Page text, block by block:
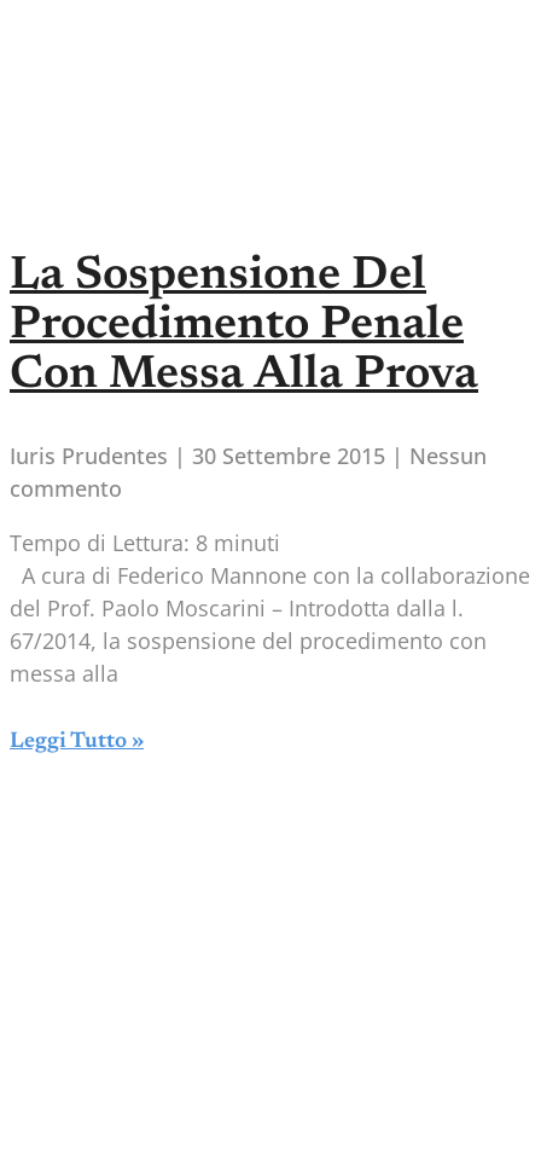
La Sospensione Del
Procedimento Penale
Con Messa Alla Prova
Iuris Prudentes 30 Settembre 2015
Nessun
commento
Tempo di Lettura: 8 minuti
A cura di Federico Mannone con la collaborazione
del Prof. Paolo Moscarini – Introdotta dalla l.
67/2014, la sospensione del procedimento con
messa alla
Leggi Tutto »